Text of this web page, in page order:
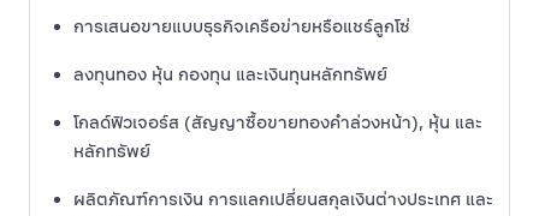
การเสนอขายแบบธุรกิจเครือข่ายหรือแชร์ลูกโซ่
ลงทุนทอง หุ้น กองทุน และเงินทุนหลักทรัพย์
โกลด์ฟิวเจอร์ส (สัญญาซื้อขายทองคำล่วงหน้า), หุ้น และ
หลักทรัพย์
ผลิตภัณฑ์การเงิน การแลกเปลี่ยนสกุลเงินต่างประเทศ และ